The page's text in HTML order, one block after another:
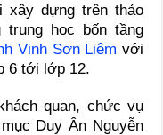
xây dựng trên thảo
học bốn tầng
Vinh Sơn Liêm với
6 tới lớp 12.
quan, chức vụ
Duy Ân Nguyễn